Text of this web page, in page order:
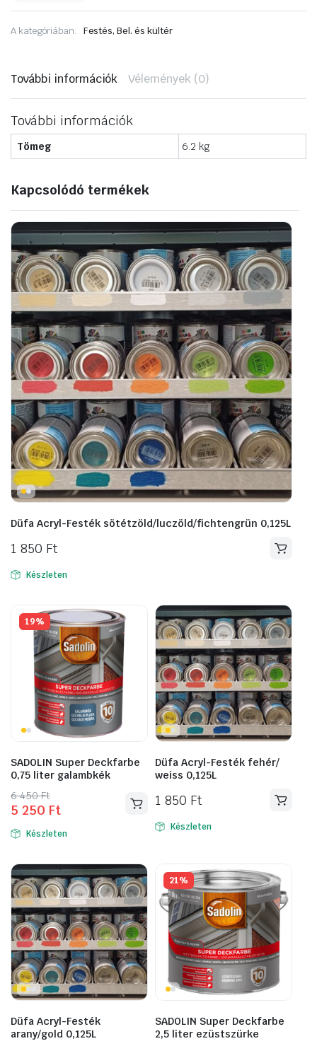
6kg
A kategóriában: Festés, Bel. és kültér
További információk Vélemények (0)
További információk
Tömeg 6.2 kg
Kapcsolódó termékek
Düfa Acryl-Festék sötétzöld/luczöld/fichtengrün 0,125L
1 850 Ft
Készleten
19%
SADOLIN Super Deckfarbe
0,75 liter galambkék
6 450Ft
Original
price
was:
450 Ft.
5 250 Ft
Current
price
is:
250 Ft.
Készleten
Düfa Acryl-Festék fehér/
weiss 0,125L
1 850 Ft
Készleten
Düfa Acryl-Festék
arany/gold 0,125L
21%
SADOLIN Super Deckfarbe
2,5 liter ezüstszürke